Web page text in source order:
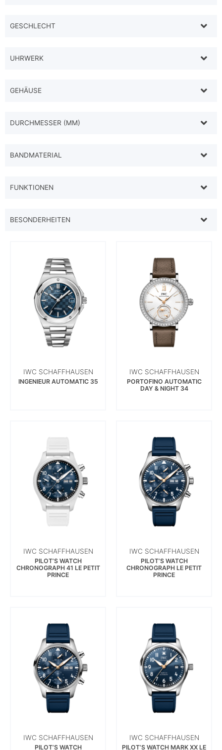
GESCHLECHT
UHRWERK
GEHÄUSE
DURCHMESSER (MM)
BANDMATERIAL
FUNKTIONEN
BESONDERHEITEN
IWC SCHAFFHAUSEN
INGENIEUR AUTOMATIC 35
IWC SCHAFFHAUSEN
PORTOFINO AUTOMATIC
DAY & NIGHT 34
IWC SCHAFFHAUSEN
PILOT’S WATCH
CHRONOGRAPH 41 LE PETIT
PRINCE
IWC SCHAFFHAUSEN
PILOT’S WATCH
CHRONOGRAPH LE PETIT
PRINCE
IWC SCHAFFHAUSEN
PILOT’S WATCH
IWC SCHAFFHAUSEN
PILOT’S WATCH MARK XX LE